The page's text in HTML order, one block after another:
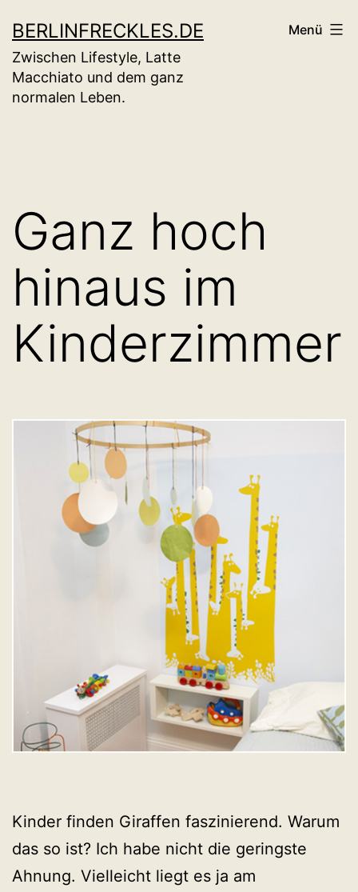
Inhalt
springen
BERLINFRECKLES.DE
Zwischen Lifestyle, Latte
Macchiato und dem ganz
normalen Leben.
Menü
Ganz hoch
hinaus im
Kinderzimmer
Kinder finden Giraffen faszinierend. Warum
das so ist? Ich habe nicht die geringste
Ahnung. Vielleicht liegt es ja am